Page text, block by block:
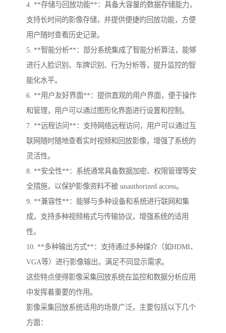
4. **存储与回放功能**：具备大容量的数据存储能力，
支持长时间的影像存储，并提供便捷的回放功能，方便
用户随时查看历史记录。
5. **智能分析**：部分系统集成了智能分析算法，能够
进行人脸识别、车牌识别、行为分析等，提升监控的智
能化水平。
6. **用户友好界面**：提供直观的用户界面，便于操作
和管理，用户可以通过图形化界面进行设置和控制。
7. **远程访问**：支持网络远程访问，用户可以通过互
联网随时随地查看实时视频和回放影像，增强了系统的
灵活性。
8. **安全性**：系统通常具备数据加密、权限管理等安
全措施，以保护影像资料不被 unauthorized access。
9. **兼容性**：能够与多种设备和系统进行联网和集
成，支持多种视频格式与传输协议，增强系统的适用
性。
10. **多种输出方式**：支持通过多种媒介（如HDMI、
VGA等）进行影像输出，满足不同显示需求。
这些特点使得影像采集回放系统在监控和数据分析应用
中发挥着重要的作用。
影像采集回放系统适用的场景广泛，主要包括以下几个
方面：